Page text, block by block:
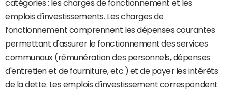
catégories : les charges de fonctionnement et les
emplois d'investissements. Les charges de
fonctionnement comprennent les dépenses courantes
permettant d'assurer le fonctionnement des services
communaux (rémunération des personnels, dépenses
d'entretien et de fourniture, etc.) et de payer les intérêts
de la dette. Les emplois d'investissement correspondent